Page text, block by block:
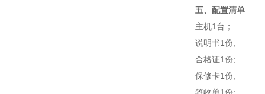
五、配置清单
主机1台；
说明书1份;
合格证1份;
保修卡1份;